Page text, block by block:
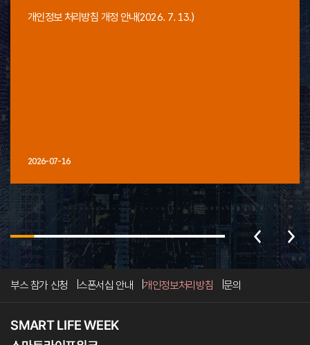
개인정보 처리방침 개정 안내(2026. 7. 13.)
2026-07-16
부스 참가 신청 스폰서십 안내 개인정보처리방침 문의